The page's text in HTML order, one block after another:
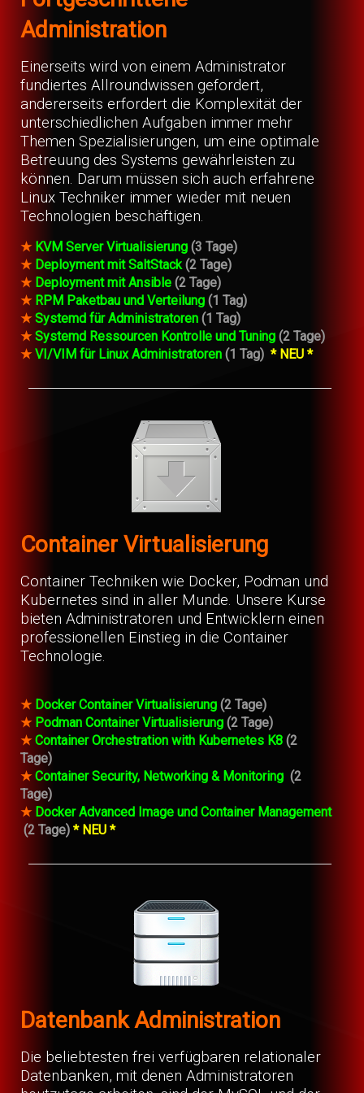
Administration
Einerseits wird von einem Administrator
fundiertes Allroundwissen gefordert,
andererseits erfordert die Komplexität der
unterschiedlichen Aufgaben immer mehr
Themen Spezialisierungen, um eine optimale
Betreuung des Systems gewährleisten zu
können. Darum müssen sich auch erfahrene
Linux Techniker immer wieder mit neuen
Technologien beschäftigen.
★ KVM Server Virtualisierung (3 Tage)
★ Deployment mit SaltStack (2 Tage)
★ Deployment mit Ansible (2 Tage)
★ RPM Paketbau und Verteilung (1 Tag)
★Systemd für Administratoren (1 Tag)
★Systemd Ressourcen Kontrolle und Tuning (2 Tage)
★ VI/VIM für Linux Administratoren (1 Tag) * NEU *
Container Virtualisierung
Container Techniken wie Docker, Podman und
Kubernetes sind in aller Munde. Unsere Kurse
bieten Administratoren und Entwicklern einen
professionellen Einstieg in die Container
Technologie.
★ Docker Container Virtualisierung (2 Tage)
★ Podman Container Virtualisierung (2 Tage)
★Container Orchestration with Kubernetes K8 (2
Tage)
★Container Security, Networking & Monitoring (2
Tage)
★ Docker Advanced Image und Container Management
(2 Tage) * NEU *
Datenbank Administration
Die beliebtesten frei verfügbaren relationaler
Datenbanken, mit denen Administratoren